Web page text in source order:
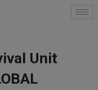
Unit